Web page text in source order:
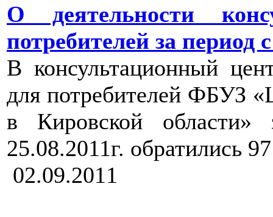
О деятельности
потребителей за период
В консультационный
для потребителей ФБУЗ
в Кировской
25.08.2011г. обратились
02.09.2011